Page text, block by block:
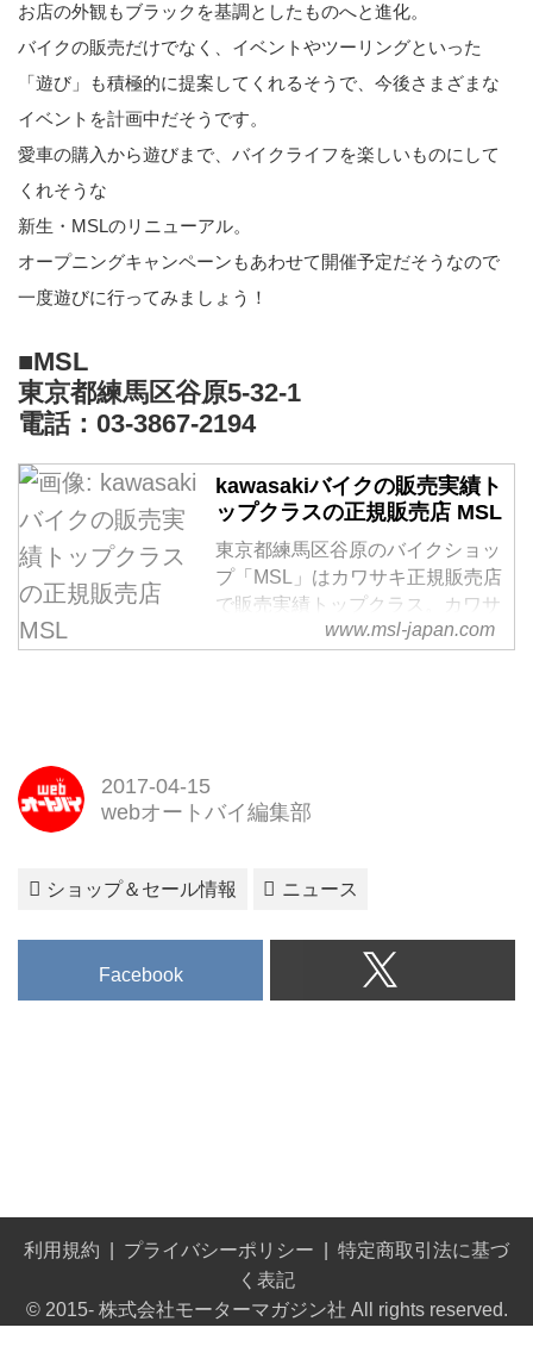
お店の外観もブラックを基調としたものへと進化。
バイクの販売だけでなく、イベントやツーリングといった
「遊び」も積極的に提案してくれるそうで、今後さまざまな
イベントを計画中だそうです。
愛車の購入から遊びまで、バイクライフを楽しいものにして
くれそうな
新生・MSLのリニューアル。
オープニングキャンペーンもあわせて開催予定だそうなので
一度遊びに行ってみましょう！
■MSL
東京都練馬区谷原5-32-1
電話：03-3867-2194
kawasakiバイクの販売実績ト
ップクラスの正規販売店 MSL
東京都練馬区谷原のバイクショッ
プ「MSL」はカワサキ正規販売店
で販売実績トップクラス。カワサ
キを中心とした国内4メーカー・
www.msl-japan.com
2017-04-15
webオートバイ編集部
ショップ＆セール情報 ニュース
Facebook
利用規約 プライバシーポリシー
特定商取引法に基づ
く表記
© 2015- 株式会社モーターマガジン社 All rights reserved.